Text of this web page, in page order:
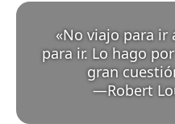
«No viajo para ir
para ir. Lo hago
gran
—Robert